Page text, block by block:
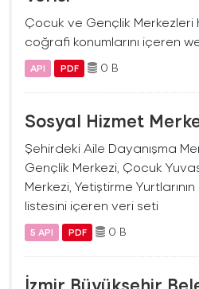
Çocuk ve Gençlik Merkezleri
coğrafi konumlarını içeren
API PDF 0 B
Sosyal Hizmet
Şehirdeki Aile Dayanışma
Gençlik Merkezi, Çocuk
Merkezi, Yetiştirme
listesini içeren veri seti
5 API PDF 0 B